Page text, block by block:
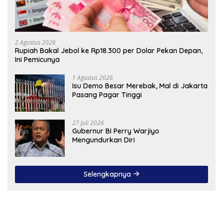
2 Agustus 2026
Rupiah Bakal Jebol ke Rp18.300 per Dolar Pekan Depan,
Ini Pemicunya
1 Agustus 2026
Isu Demo Besar Merebak, Mal di Jakarta
Pasang Pagar Tinggi
27 Juli 2026
Gubernur BI Perry Warjiyo
Mengundurkan Diri
Selengkapnya